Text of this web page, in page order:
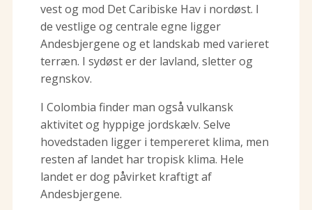
vest og mod Det Caribiske Hav i nordøst. I
de vestlige og centrale egne ligger
Andesbjergene og et landskab med varieret
terræn. I sydøst er der lavland, sletter og
regnskov.
I Colombia finder man også vulkansk
aktivitet og hyppige jordskælv. Selve
hovedstaden ligger i tempereret klima, men
resten af landet har tropisk klima. Hele
landet er dog påvirket kraftigt af
Andesbjergene.